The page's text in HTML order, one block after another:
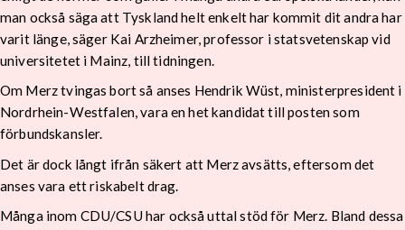
man också säga att Tyskland helt enkelt har kommit dit andra har
varit länge, säger Kai Arzheimer, professor i statsvetenskap vid
universitetet i Mainz, till tidningen.
Om Merz tvingas bort så anses Hendrik Wüst, ministerpresident i
Nordrhein-Westfalen, vara en het kandidat till posten som
förbundskansler.
Det är dock långt ifrån säkert att Merz avsätts, eftersom det
anses vara ett riskabelt drag.
Många inom CDU/CSU har också uttal stöd för Merz. Bland dessa